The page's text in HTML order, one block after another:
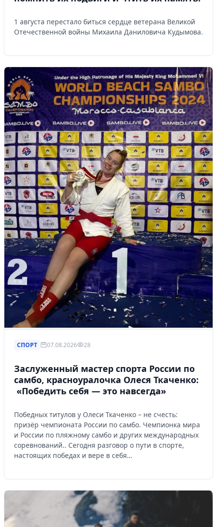
1 августа перестало биться сердце ветерана Великой
Отечественной войны Михаила Даниловича Кудымова.
СПОРТ 07.08.2026 28
Заслуженный мастер спорта России по
самбо, красноуралочка Олеся Ткаченко:
«Победить себя — это навсегда»
Победных титулов у Олеси Ткаченко – не счесть:
призёр чемпионата России по самбо. Чемпионка мира
и России по пляжному самбо и других международных
соревнований.. Сегодня разговор о пути в спорте,
настоящих победах и вере в себя…